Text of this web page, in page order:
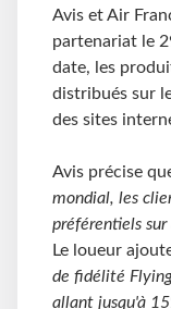
Avis et Air
partenariat le
date, les
distribués sur
des sites
Avis précise
mondial, les
préférentiels
Le loueur
de fidélité
allant jusqu'à